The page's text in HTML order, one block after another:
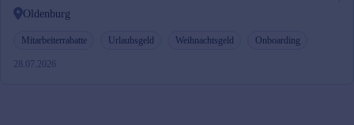
Oldenburg
Mitarbeiterrabatte Urlaubsgeld Weihnachtsgeld Onboarding
28.07.2026